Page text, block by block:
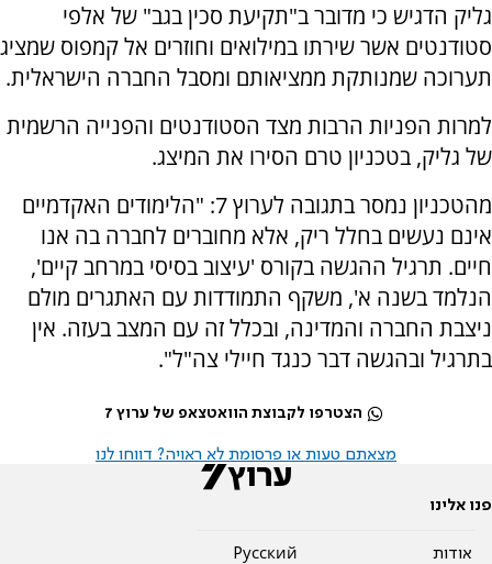
גליק הדגיש כי מדובר ב"תקיעת סכין בגב" של אלפי
סטודנטים אשר שירתו במילואים וחוזרים אל קמפוס שמציג
תערוכה שמנותקת ממציאותם ומסבל החברה הישראלית.
למרות הפניות הרבות מצד הסטודנטים והפנייה הרשמית
של גליק, בטכניון טרם הסירו את המיצג.
מהטכניון נמסר בתגובה לערוץ 7: "הלימודים האקדמיים
אינם נעשים בחלל ריק, אלא מחוברים לחברה בה אנו
חיים. תרגיל ההגשה בקורס 'עיצוב בסיסי במרחב קיים',
הנלמד בשנה א', משקף התמודדות עם האתגרים מולם
ניצבת החברה והמדינה, ובכלל זה עם המצב בעזה. אין
בתרגיל ובהגשה דבר כנגד חיילי צה"ל".
הצטרפו לקבוצת הוואטצאפ של ערוץ 7
מצאתם טעות או פרסומת לא ראויה? דווחו לנו
פנו אלינו
אודות
Pусский